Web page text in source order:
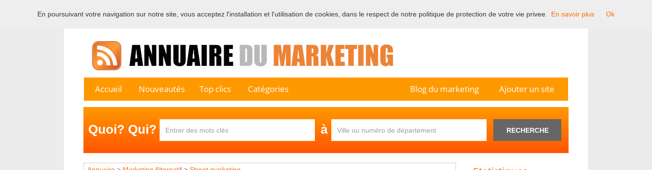
Bienvenue sur l'annuaire professionnel du marketing et de la communication en France.
Accueil Nouveautés Top clics Catégories Ajouter un site
Blog du marketing
Quoi? Qui? à RECHERCHE
En poursuivant votre navigation sur notre site, vous acceptez l'installation et l'utilisation de cookies, dans le respect de notre politique de protection de votre vie privee. En savoir plus Ok